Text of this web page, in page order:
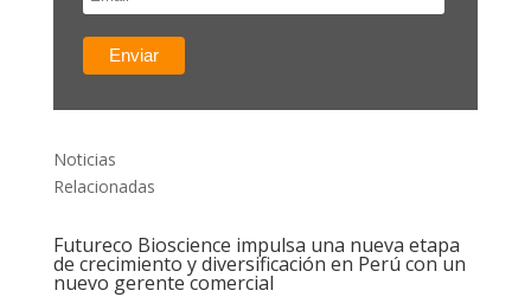
Noticias
Relacionadas
Futureco Bioscience impulsa una nueva etapa
de crecimiento y diversificación en Perú con un
nuevo gerente comercial